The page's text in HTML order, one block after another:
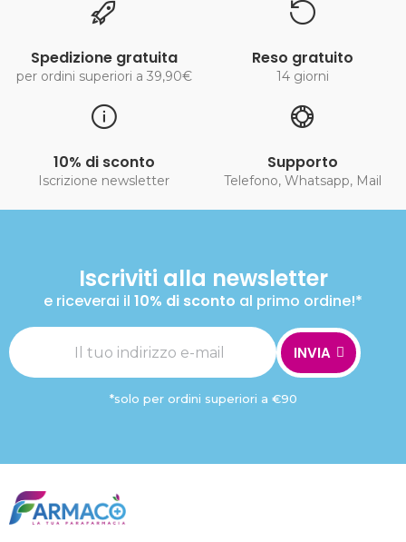
Spedizione gratuita
per ordini superiori a 39,90€
Reso gratuito
14 giorni
10% di sconto
Iscrizione newsletter
Supporto
Telefono, Whatsapp, Mail
Iscriviti alla newsletter
e riceverai il 10% di sconto al primo ordine!*
INVIA
*solo per ordini superiori a €90